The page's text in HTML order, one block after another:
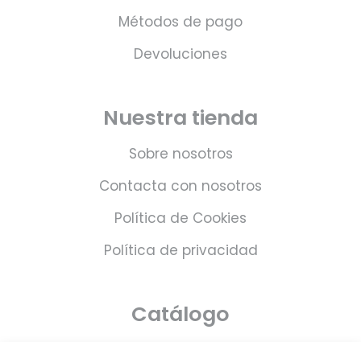
Métodos de pago
Devoluciones
Nuestra tienda
Sobre nosotros
Contacta con nosotros
Política de Cookies
Política de privacidad
Catálogo